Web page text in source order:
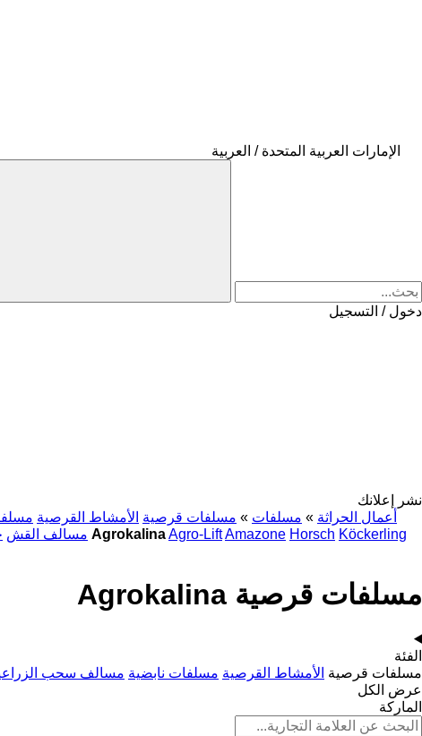
الإمارات العربية المتحدة / العربية
دخول / التسجيل
نشر إعلانك
أعمال الحراثة » مسلفات » مسلفات قرصية الأمشاط القرصية
مسالف القش مسلفات قرصية AgrokalinaAgro-LiftAmazone Horsch Köckerling
مسلفات قرصية Agrokalina
الفئة
مسلفات قرصية الأمشاط القرصية مسلفات نابضية مسالف سحب
عرض الكل
الماركة